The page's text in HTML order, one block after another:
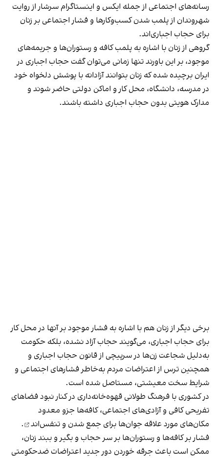
رسانه‎‌های اجتماعی از جمله ایکس و اینستاگرام سرشار از روایت
شهروندان از پلمب شدن کسب‌وکارها و فشار اجتماعی بر زنان
برای حجاب اجباری‌اند.
گروهی از زنان با اشاره به پلمب کافه و رستوران‌ها و جریمه‌های
موجود، بر این باورند تنها زمانی می‌توان گفت حجاب اجباری در
ایران برچیده شده که زنان بتوانند آزادانه با پوشش دلخواه خود
در مدرسه، دانشگاه، محل کار و اماکن دولتی حاضر شوند و
مدارک هویتی بدون حجاب اجباری داشته باشند.
برخی دیگر از زنان هم با اشاره به فشار موجود بر آنها در محل کار
برای حجاب اجباری، می‌گویند حجاب آزاد نشده، بلکه حکومت
به‌دلیل شجاعت زن‌ها در سرپیچی از قانون حجاب اجباری و
همچنین ترس از اعتراضات مردم به‌خاطر فشارهای اجتماعی و
شرایط سخت معیشتی، مستاصل شده است.
در کشوری با فرهنگ طولانی قهوه‌‌خانه‌داری در کنار نبود فضاهای
تفریحی کافی و آزادی‌های اجتماعی، کافه‌ها جزو معدود
مکان‌های مورد علاقه جوان‌ها برای جمع شدن و تنفس‌اند
.
فشار بر کافه‌ها و رستوران‌ها بر سر حجاب و بگیر و ببند زنان،
ممکن است باعث جرقه خوردن دور جدید اعتراضات ضدحکومتی